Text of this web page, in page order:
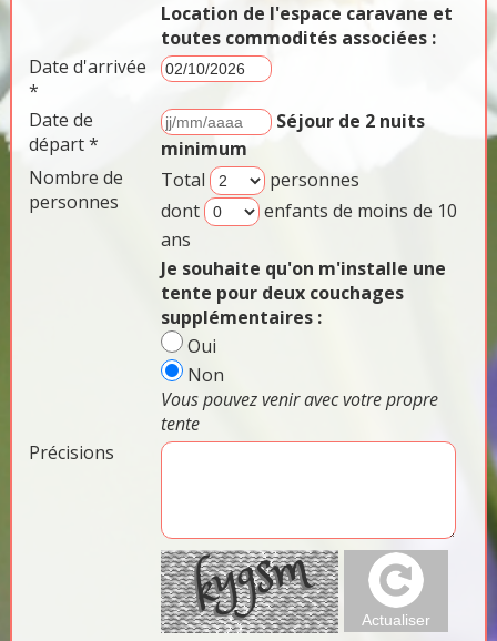
Location de l'espace caravane et
toutes commodités associées :
Date d'arrivée
*
Date de
départ *
Séjour de 2 nuits
minimum
Nombre de
personnes
Total
personnes
dont
enfants de moins de 10
ans
Je souhaite qu'on m'installe une
tente pour deux couchages
supplémentaires :
Oui
Non
Vous pouvez venir avec votre propre
tente
Précisions